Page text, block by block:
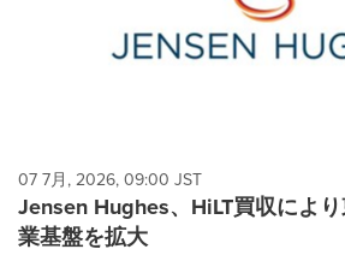
07 7月, 2026, 09:00 JST
Jensen Hughes、HiLT買収によ
業基盤を拡大